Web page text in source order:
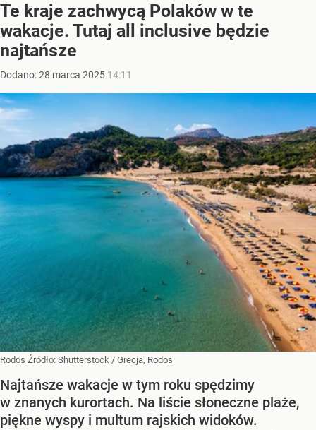
Te kraje zachwycą Polaków w te
wakacje. Tutaj all inclusive będzie
najtańsze
Dodano:28 marca 2025 14:11
Rodos Źródło: Shutterstock / Grecja, Rodos
Najtańsze wakacje w tym roku spędzimy
w znanych kurortach. Na liście słoneczne plaże,
piękne wyspy i multum rajskich widoków.